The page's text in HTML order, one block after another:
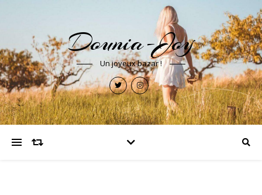
Dounia-Joy
Un joyeux bazar !